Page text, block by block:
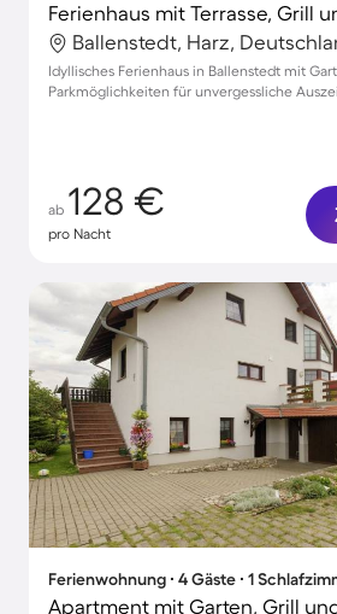
Ferienhaus mit Terrasse, Grill
Ballenstedt, Harz,
Idyllisches Ferienhaus in Ballenstedt mit
Parkmöglichkeiten für unvergessliche
ab 128 €
pro Nacht
Ferienwohnung ∙ 4 Gäste ∙ 1
Apartment mit Garten, Grill